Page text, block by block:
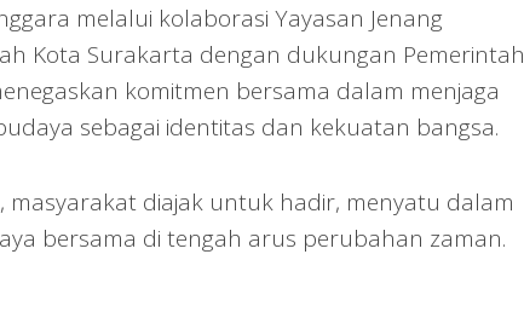
melalui kolaborasi Yayasan Jenang
Kota Surakarta dengan dukungan Pemerintah
komitmen bersama dalam menjaga
sebagai identitas dan kekuatan bangsa.
masyarakat diajak untuk hadir, menyatu dalam
bersama di tengah arus perubahan zaman.